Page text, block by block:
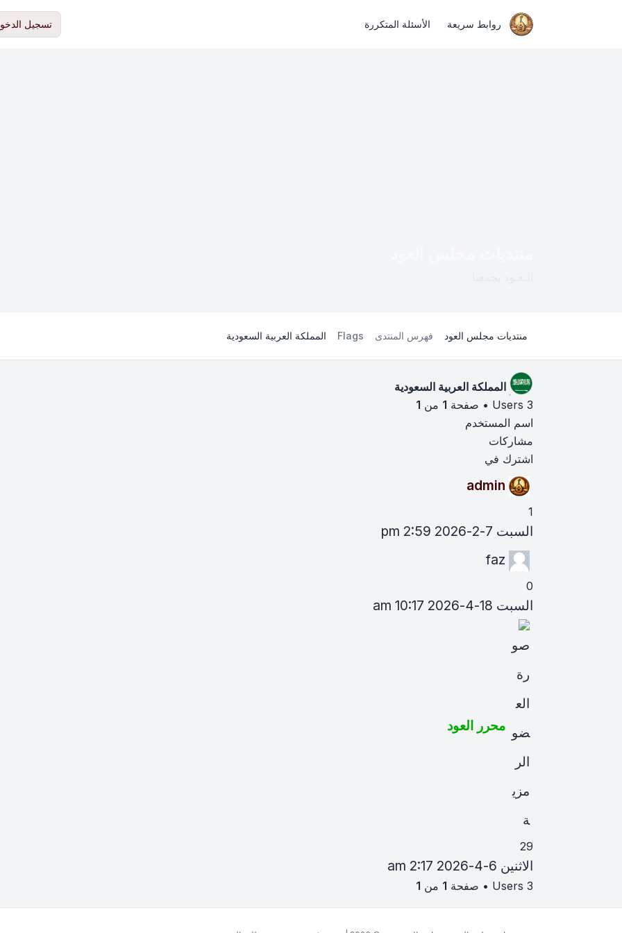
روابط سريعة الأسئلة المتكررة تسجيل
منتديات مجلس العود فهرس المنتدى Flags المملكة العربية السعودية
المملكة العربية السعودية
3 Users • صفحة
1 من 1
اسم المستخدم
مشاركات
اشترك في
admin
1
السبت 7-2-2026 2:59 pm
faz
0
السبت 18-4-2026 10:17 am
محرر العود
29
الاثنين 6-4-2026 2:17 am
3 Users • صفحة 1 من 1